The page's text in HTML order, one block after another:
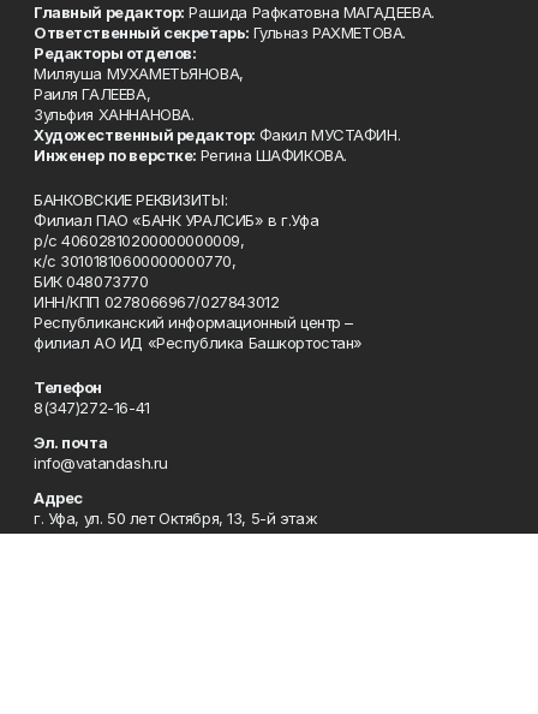
Главный редактор: Рашида Рафкатовна МАГАДЕЕВА.
Ответственный секретарь: Гульназ РАХМЕТОВА.
Редакторы отделов:
Миляуша МУХАМЕТЬЯНОВА,
Раиля ГАЛЕЕВА,
Зульфия ХАННАНОВА.
Художественный редактор: Факил МУСТАФИН.
Инженер по верстке: Регина ШАФИКОВА.
БАНКОВСКИЕ РЕКВИЗИТЫ:
Филиал ПАО «БАНК УРАЛСИБ» в г.Уфа
р/с 40602810200000000009,
к/с 30101810600000000770,
БИК 048073770
ИНН/КПП 0278066967/027843012
Республиканский информационный центр –
филиал АО ИД «Республика Башкортостан»
Телефон
8(347)272-16-41
Эл. почта
info@vatandash.ru
Адрес
г. Уфа, ул. 50 лет Октября, 13, 5-й этаж